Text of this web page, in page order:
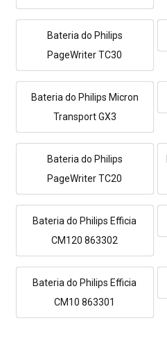
Bateria do Philips
PageWriter TC30
Bateria do Philips Micron
Transport GX3
Bateria do Philips
PageWriter TC20
Bateria do Philips Efficia
CM120 863302
Bateria do Philips Efficia
CM10 863301